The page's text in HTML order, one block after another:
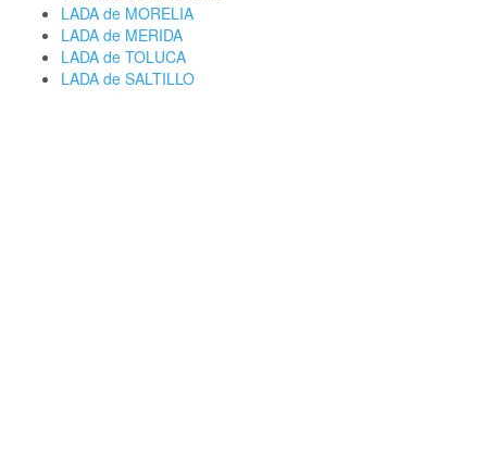
LADA de MORELIA
LADA de MERIDA
LADA de TOLUCA
LADA de SALTILLO